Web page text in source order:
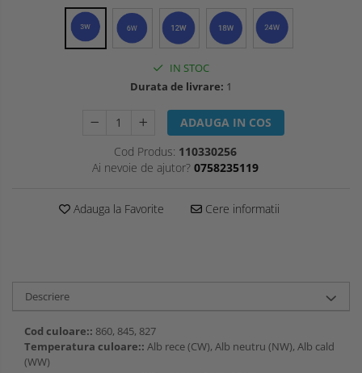
IN STOC
Durata de livrare: 1
ADAUGA IN COS
Cod Produs: 110330256
Ai nevoie de ajutor? 0758235119
Adauga la Favorite Cere informatii
Descriere
Cod culoare:: 860, 845, 827
Temperatura culoare:: Alb rece (CW), Alb neutru (NW), Alb cald
(WW)